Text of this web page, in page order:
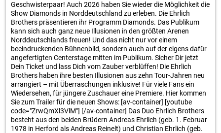
Geschwisterpaar! Auch 2026 haben Sie wieder die Möglichkeit die
Show Diamonds in Norddeutschland zu erleben. Die Ehrlich
Brothers präsentieren ihr Programm Diamonds. Das Publikum
kann sich auch ganz neue Illusionen in den größten Arenen
Norddeutschlands freuen! Und das nicht nur vor einem
beeindruckenden Bühnenbild, sondern auch auf der eigens dafür
angefertigten Centerstage mitten im Publikum. Sicher Dir jetzt
Dein Ticket und lass Dich vom Zauber verblüffen! Die Ehrlich
Brothers haben ihre besten Illusionen aus zehn Tour-Jahren neu
arrangiert – mit Überraschungen inklusive! Für viele Fans ein
Wiedersehen, für jüngere Zuschauer eine Premiere. Hier kommen
Sie zum Trailer für die neuen Shows: [av-container] [youtube
code="ZrwQmXl3VlM"] [/av-container] Das Duo Ehrlich Brothers
besteht aus den beiden Brüdern Andreas Ehrlich (geb. 1. Februar
1978 in Herford als Andreas Reinelt) und Christian Ehrlich (geb.